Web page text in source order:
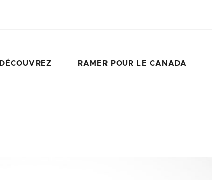
DÉCOUVREZ RAMER POUR LE CANADA